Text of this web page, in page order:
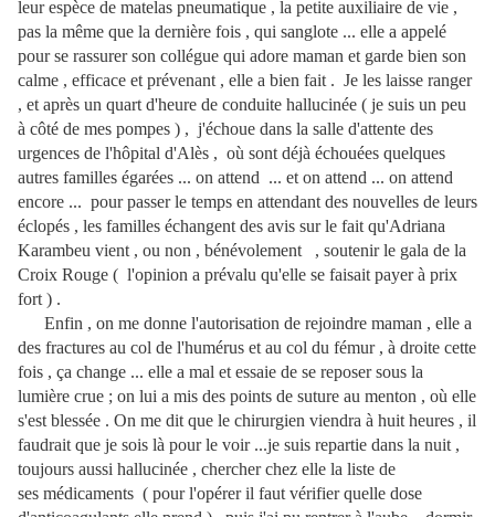
leur espèce de matelas pneumatique , la petite auxiliaire de vie ,
pas la même que la dernière fois , qui sanglote ... elle a appelé
pour se rassurer son collégue qui adore maman et garde bien son
calme , efficace et prévenant , elle a bien fait . Je les laisse ranger
, et après un quart d'heure de conduite hallucinée ( je suis un peu
à côté de mes pompes ) , j'échoue dans la salle d'attente des
urgences de l'hôpital d'Alès , où sont déjà échouées quelques
autres familles égarées ... on attend ... et on attend ... on attend
encore ... pour passer le temps en attendant des nouvelles de leurs
éclopés , les familles échangent des avis sur le fait qu'Adriana
Karambeu vient , ou non , bénévolement , soutenir le gala de la
Croix Rouge ( l'opinion a prévalu qu'elle se faisait payer à prix
fort ) .
Enfin , on me donne l'autorisation de rejoindre maman , elle a
des fractures au col de l'humérus et au col du fémur , à droite cette
fois , ça change ... elle a mal et essaie de se reposer sous la
lumière crue ; on lui a mis des points de suture au menton , où elle
s'est blessée . On me dit que le chirurgien viendra à huit heures , il
faudrait que je sois là pour le voir ...je suis repartie dans la nuit ,
toujours aussi hallucinée , chercher chez elle la liste de
ses médicaments ( pour l'opérer il faut vérifier quelle dose